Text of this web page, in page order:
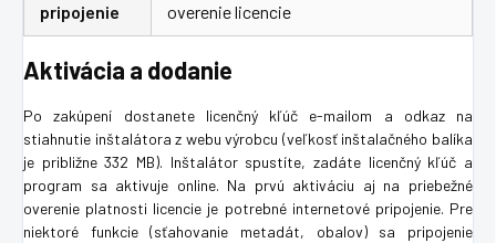
pripojenie
overenie licencie
Aktivácia a dodanie
Po zakúpení dostanete licenčný kľúč e-mailom a odkaz na
stiahnutie inštalátora z webu výrobcu (veľkosť inštalačného balíka
je približne 332 MB). Inštalátor spustíte, zadáte licenčný kľúč a
program sa aktivuje online. Na prvú aktiváciu aj na priebežné
overenie platnosti licencie je potrebné internetové pripojenie. Pre
niektoré funkcie (sťahovanie metadát, obalov) sa pripojenie